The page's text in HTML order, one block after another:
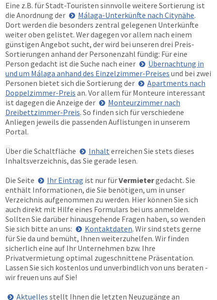
Eine z.B. für Stadt-Touristen sinnvolle weitere Sortierung ist
die Anordnung der
Málaga-Unterkünfte nach Citynähe.
Dort werden die besonders zentral gelegenen Unterkünfte
weiter oben gelistet. Wer dagegen vor allem nach einem
günstigen Angebot sucht, der wird bei unseren drei Preis-
Sortierungen anhand der Personenzahl fündig: Für eine
Person gedacht ist die Suche nach einer
Übernachtung in
und um Málaga anhand des Einzelzimmer-Preises und bei zwei
Personen bietet sich die Sortierung der
Apartments nach
Doppelzimmer-Preis an. Vor allem für Monteure interessant
ist dagegen die Anzeige der
Monteurzimmer nach
Dreibettzimmer-Preis. So finden sich für verschiedene
Anliegen jeweils die passenden Auflistungen in unserem
Portal.
Über die Schaltfläche
Inhalt erreichen Sie stets dieses
Inhaltsverzeichnis, das Sie gerade lesen.
Die Seite
Ihr Eintrag ist nur fürVermietergedacht. Sie
enthält Informationen, die Sie benötigen, um in unser
Verzeichnis aufgenommen zu werden. Hier können Sie sich
auch direkt mit Hilfe eines Formulars bei uns anmelden.
Sollten Sie darüber hinausgehende Fragen haben, so wenden
Sie sich bitte an uns:
Kontaktdaten. Wir sind stets gerne
für Sie da und bemüht, Ihnen weiterzuhelfen. Wir finden
sicherlich eine auf Ihr Unternehmen bzw. Ihre
Privatvermietung optimal zugeschnittene Präsentation.
Lassen Sie sich kostenlos und unverbindlich von uns beraten -
wir freuen uns auf Sie!
Aktuelles stellt Ihnen die letzten Neuzugänge an